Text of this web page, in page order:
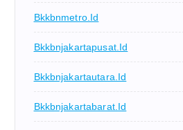
Bkkbnmetro.id
Bkkbnjakartapusat.id
Bkkbnjakartautara.id
Bkkbnjakartabarat.id